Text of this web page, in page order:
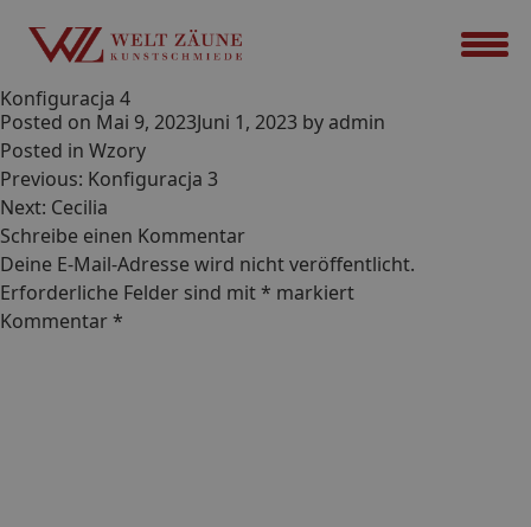
Konfiguracja 4
Posted on Mai 9, 2023Juni 1, 2023 by admin
Posted in Wzory
Beitrags-
Navigation
Previous: Konfiguracja 3
Next: Cecilia
Schreibe einen Kommentar
Deine E-Mail-Adresse wird nicht veröffentlicht.
Erforderliche Felder sind mit* markiert
Kommentar*